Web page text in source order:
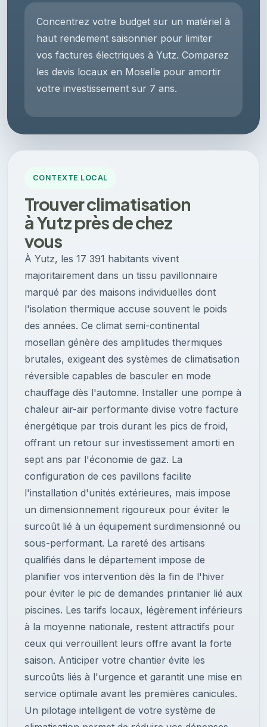
Concentrez votre budget sur un matériel à
haut rendement saisonnier pour limiter
vos factures électriques à Yutz. Comparez
les devis locaux en Moselle pour amortir
votre investissement sur 7 ans.
CONTEXTE LOCAL
Trouver climatisation
à Yutz près de chez
vous
À Yutz, les 17 391 habitants vivent
majoritairement dans un tissu pavillonnaire
marqué par des maisons individuelles dont
l'isolation thermique accuse souvent le poids
des années. Ce climat semi-continental
mosellan génère des amplitudes thermiques
brutales, exigeant des systèmes de climatisation
réversible capables de basculer en mode
chauffage dès l'automne. Installer une pompe à
chaleur air-air performante divise votre facture
énergétique par trois durant les pics de froid,
offrant un retour sur investissement amorti en
sept ans par l'économie de gaz. La
configuration de ces pavillons facilite
l'installation d'unités extérieures, mais impose
un dimensionnement rigoureux pour éviter le
surcoût lié à un équipement surdimensionné ou
sous-performant. La rareté des artisans
qualifiés dans le département impose de
planifier vos intervention dès la fin de l'hiver
pour éviter le pic de demandes printanier lié aux
piscines. Les tarifs locaux, légèrement inférieurs
à la moyenne nationale, restent attractifs pour
ceux qui verrouillent leurs offre avant la forte
saison. Anticiper votre chantier évite les
surcoûts liés à l'urgence et garantit une mise en
service optimale avant les premières canicules.
Un pilotage intelligent de votre système de